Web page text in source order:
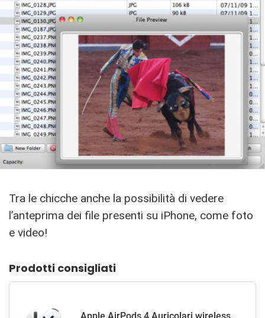
Tra le chicche anche la possibilità di vedere
l’anteprima dei file presenti su iPhone, come foto
e video!
Prodotti consigliati